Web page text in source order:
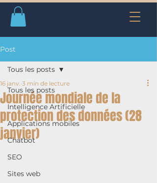
Post
Tous les posts
Intelligence Artificielle
Applications mobiles
Chatbot
SEO
Sites web
Tous les posts
Journée mondiale de la
protection des données (28
janvier)
16 janv. 3 min de lecture